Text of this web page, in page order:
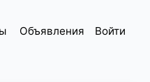
Объявления Войти